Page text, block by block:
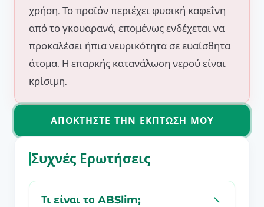
χρήση. Το προϊόν περιέχει φυσική καφεΐνη
από το γκουαρανά, επομένως ενδέχεται να
προκαλέσει ήπια νευρικότητα σε ευαίσθητα
άτομα. Η επαρκής κατανάλωση νερού είναι
κρίσιμη.
ΑΠΟΚΤΉΣΤΕ ΤΗΝ ΈΚΠΤΩΣΉ ΜΟΥ
Συχνές Ερωτήσεις
Τι είναι το ABSlim;